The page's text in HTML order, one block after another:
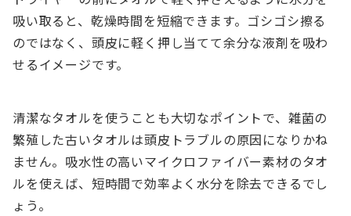
吸い取ると、乾燥時間を短縮できます。ゴシゴシ擦る
のではなく、頭皮に軽く押し当てて余分な液剤を吸わ
せるイメージです。
清潔なタオルを使うことも大切なポイントで、雑菌の
繁殖した古いタオルは頭皮トラブルの原因になりかね
ません。吸水性の高いマイクロファイバー素材のタオ
ルを使えば、短時間で効率よく水分を除去できるでし
ょう。